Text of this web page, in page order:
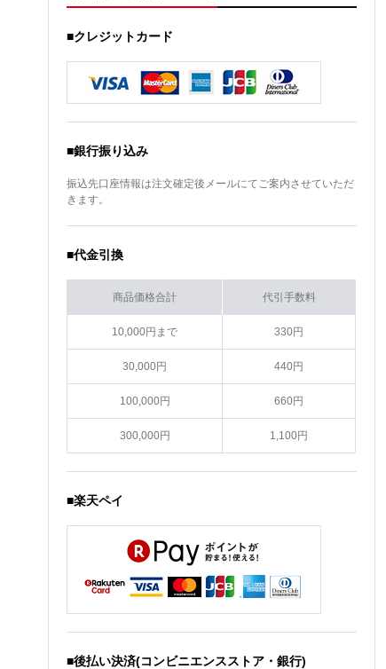
■クレジットカード
■銀行振り込み
振込先口座情報は注文確定後メールにてご案内させていただ
きます。
■代金引換
商品価格合計 代引手数料
10,000円まで 330円
30,000円 440円
100,000円 660円
300,000円 1,100円
■楽天ペイ
■後払い決済(コンビニエンスストア・銀行)